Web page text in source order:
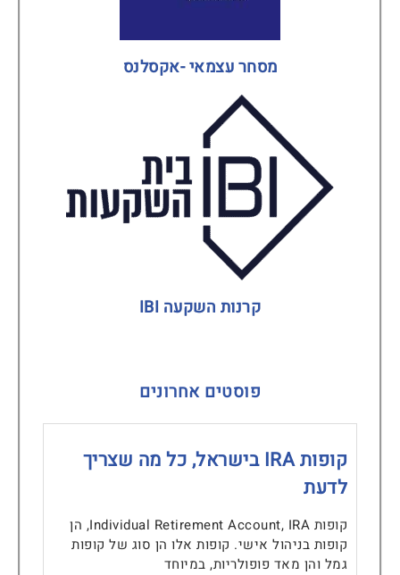
מסחר עצמאי -אקסלנס
קרנות השקעה IBI
פוסטים אחרונים
קופות IRA בישראל, כל מה שצריך
לדעת
קופות Individual Retirement Account, IRA, הן
קופות בניהול אישי. קופות אלו הן סוג של קופות
גמל והן מאד פופולריות, במיוחד